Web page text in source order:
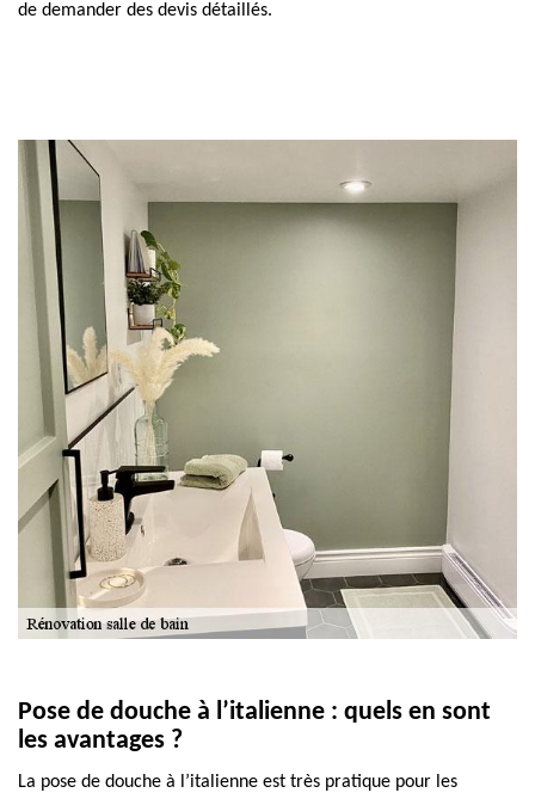
de demander des devis détaillés.
Pose de douche à l’italienne : quels en sont
les avantages ?
La pose de douche à l’italienne est très pratique pour les